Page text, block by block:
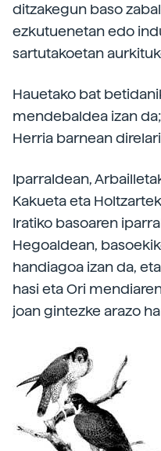
ditzakegun baso
ezkutuenetan edo
sartutakoetan
Hauetako bat
mendebaldea izan
Herria barnean
Iparraldean,
Kakueta eta
Iratiko basoaren
Hegoaldean,
handiagoa izan da,
hasi eta Ori
joan gintezke arazo